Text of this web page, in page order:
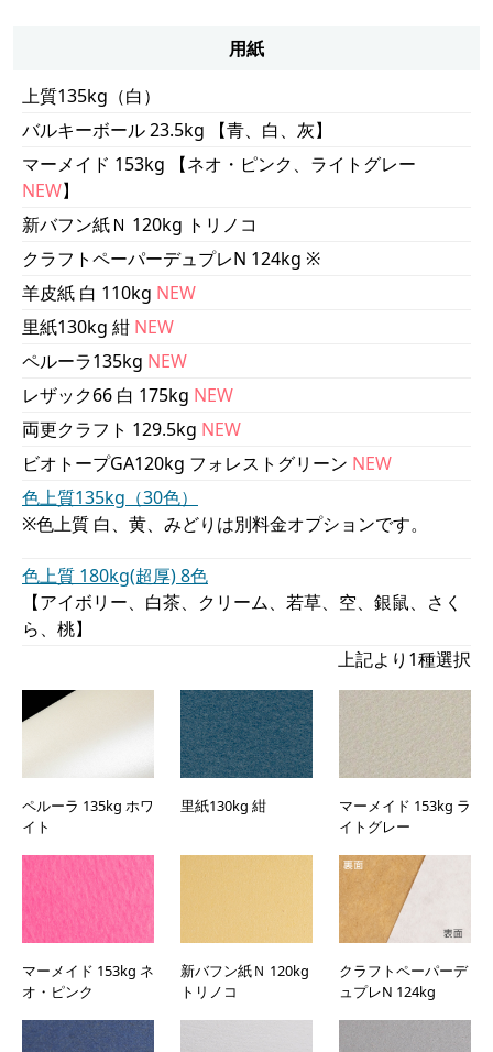
用紙
上質135kg（白）
バルキーボール 23.5kg 【青、白、灰】
マーメイド 153kg 【ネオ・ピンク、ライトグレー
NEW】
新バフン紙Ｎ 120kg トリノコ
クラフトペーパーデュプレN 124kg ※
羊皮紙 白 110kg NEW
里紙130kg 紺 NEW
ペルーラ135kg NEW
レザック66 白 175kg NEW
両更クラフト 129.5kg NEW
ビオトープGA120kg フォレストグリーン NEW
色上質135kg（30色）
※色上質 白、黄、みどりは別料金オプションです。
色上質 180kg(超厚) 8色
【アイボリー、白茶、クリーム、若草、空、銀鼠、さく
ら、桃】
上記より1種選択
ペルーラ 135kg ホワ
イト
里紙130kg 紺
マーメイド 153kg ラ
イトグレー
マーメイド 153kg ネ
オ・ピンク
新バフン紙Ｎ 120kg
トリノコ
クラフトペーパーデ
ュプレN 124kg